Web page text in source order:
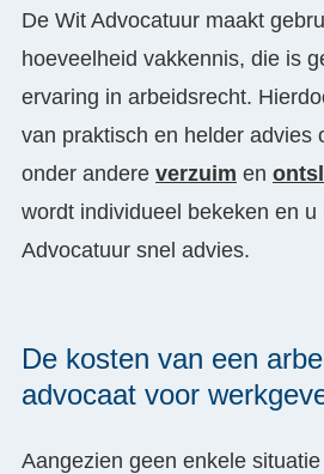
De Wit Advocatuur maakt
hoeveelheid vakkennis, die is
ervaring in arbeidsrecht.
van praktisch en helder advies
onder andere verzuim en
wordt individueel bekeken en
Advocatuur snel advies.
De kosten van een
advocaat voor
Aangezien geen enkele